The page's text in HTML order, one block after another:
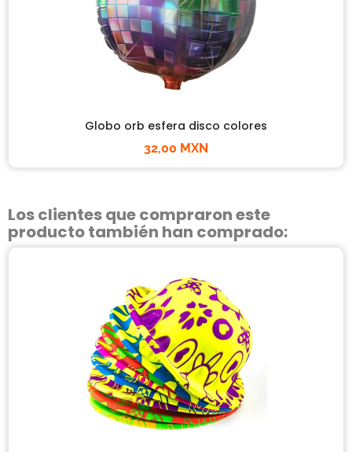
Globo orb esfera disco colores
32,00 MXN
Los clientes que compraron este
producto también han comprado: